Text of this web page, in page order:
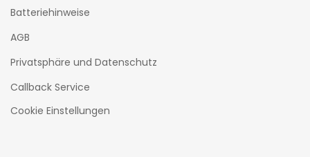
Batteriehinweise
AGB
Privatsphäre und Datenschutz
Callback Service
Cookie Einstellungen